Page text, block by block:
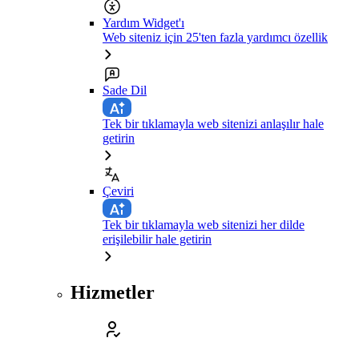
Yardım Widget'ı
Web siteniz için 25'ten fazla yardımcı özellik
Sade Dil
Tek bir tıklamayla web sitenizi anlaşılır hale
getirin
Çeviri
Tek bir tıklamayla web sitenizi her dilde
erişilebilir hale getirin
Hizmetler